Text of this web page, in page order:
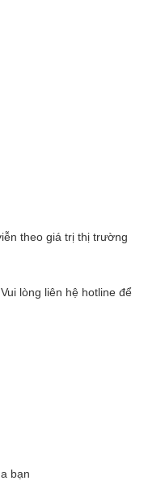
theo giá trị thị trường
lòng liên hệ hotline để
bạn